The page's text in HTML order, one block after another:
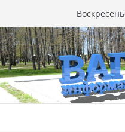
к
содержимому